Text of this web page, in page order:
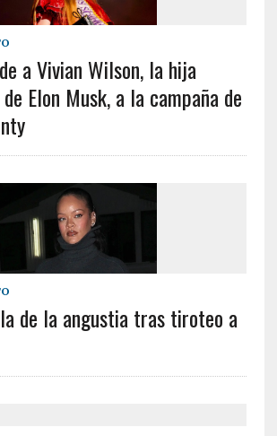
a Vivian Wilson, la hija
Elon Musk, a la campaña de
de la angustia tras tiroteo a